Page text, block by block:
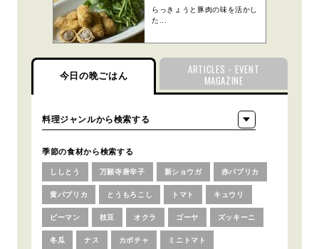
らっきょうと豚肉の味を活かし
た...
今日の晩ごはん
ARTICLES・EVENT
MAGAZINE
季節の食材から検索する
ししとう 万願寺唐辛子 新ショウガ 赤パプリカ
黄パプリカ とうもろこし トマト キュウリ
ピーマン 枝豆 オクラ ゴーヤ ズッキーニ
冬瓜 ナス カボチャ ミニトマト